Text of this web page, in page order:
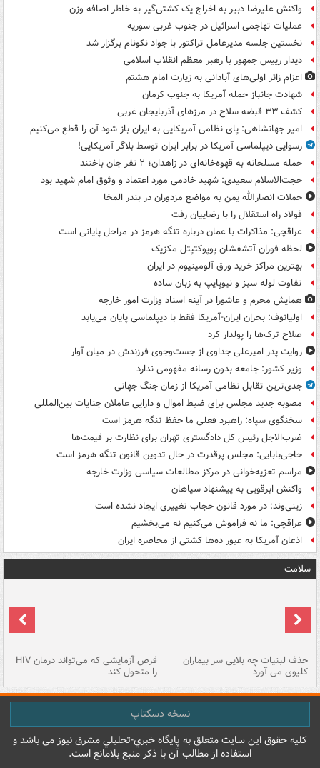
واکنش علیرضا دبیر به اخراج یک کشتی‌گیر به خاطر اضافه وزن
عملیات تهاجمی اسرائیل در جنوب غربی سوریه
نخستین جلسه مدیرعامل تراکتور با جواد نکونام برگزار شد
دیدار رییس جمهور با رهبر معظم انقلاب اسلامی
اعزام زائر اولی‌های آبادانی به زیارت امام هشتم
شهادت جانباز حمله آمریکا به جنوب کرمان
کشف ۳۳ قبضه سلاح در مرزهای آذربایجان غربی
امیر جهانشاهی: پای نظامی آمریکایی به ایران باز شود آن را قطع می‌کنیم
رسوایی دیپلماسی آمریکا در برابر ایران توسط بلاگر آمریکایی!
حمله مسلحانه به قهوه‌خانه‌ای در زاهدان؛ ۲ نفر جان باختند
حجت‌الاسلام سعیدی: شهید خادمی مورد اعتماد و وثوق امام شهید بود
حملات انصارالله یمن به مواضع مزدوران در بندر المخا
فولاد راه استقلال را با رضاییان رفت
عراقچی: مذاکرات با عمان درباره تنگه هرمز در مراحل پایانی است
لحظه فوران آتشفشان پوپوکتپتل مکزیک
بهترین مراکز خرید ورق آلومینیوم در ایران
تفاوت لوله سبز و نیوپایپ به زبان ساده
همایش محرم و عاشورا در آینه اسناد وزارت امور خارجه
اولیانوف: بحران ایران-آمریکا فقط با دیپلماسی پایان می‌یابد
صلاح ترک‌ها را پولدار کرد
روایت پدر امیرعلی جداوی از جست‌وجوی فرزندش در میان آوار
وزیر کشور: جامعه بدون رسانه مفهومی ندارد
جدی‌ترین تقابل نظامی آمریکا از زمان جنگ جهانی
مصوبه جدید مجلس برای ضبط اموال و دارایی عاملان جنایات بین‌المللی
سخنگوی سپاه: راهبرد فعلی ما حفظ تنگه هرمز است
ضرب‌الاجل رئیس کل دادگستری تهران برای نظارت بر قیمت‌ها
حاجی‌بابایی: مجلس پرقدرت در حال تدوین قانون تنگه هرمز است
مراسم تعزیه‌خوانی در مرکز مطالعات سیاسی وزارت خارجه
واکنش ابرقویی به پیشنهاد سپاهان
زینی‌وند: در مورد قانون حجاب تغییری ایجاد نشده است
عراقچی: ما نه فراموش می‌کنیم نه می‌بخشیم
اذعان آمریکا به عبور ده‌ها کشتی از محاصره ایران
سلامت
حذف لبنیات چه بلایی سر بیماران
کلیوی می آورد
قرص آزمایشی که می‌تواند درمان HIV
را متحول کند
نسخه دسکتاپ
کليه حقوق اين سايت متعلق به پایگاه خبري-تحليلي مشرق نيوز می باشد و
استفاده از مطالب آن با ذکر منبع بلامانع است.